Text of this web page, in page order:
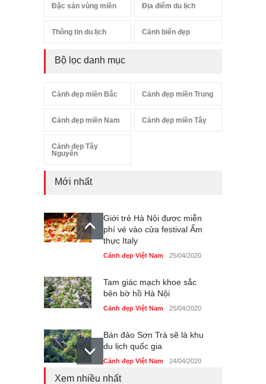
Đặc sản vùng miền Địa điểm du lịch
Thông tin du lịch Cảnh biển đẹp
Bộ lọc danh mục
Cảnh đẹp miền Bắc Cảnh đẹp miền Trung
Cảnh đẹp miền Nam Cảnh đẹp miền Tây
Cảnh đẹp Tây
Nguyên
Mới nhất
Giới trẻ Hà Nội được miễn
phí vé vào cửa festival Ẩm
thực Italy
Cảnh đẹp Việt Nam 25/04/2020
Tam giác mạch khoe sắc
bên bờ hồ Hà Nội
Cảnh đẹp Việt Nam 25/04/2020
Bán đảo Sơn Trà sẽ là khu
du lịch quốc gia
Cảnh đẹp Việt Nam 24/04/2020
Xem nhiều nhất